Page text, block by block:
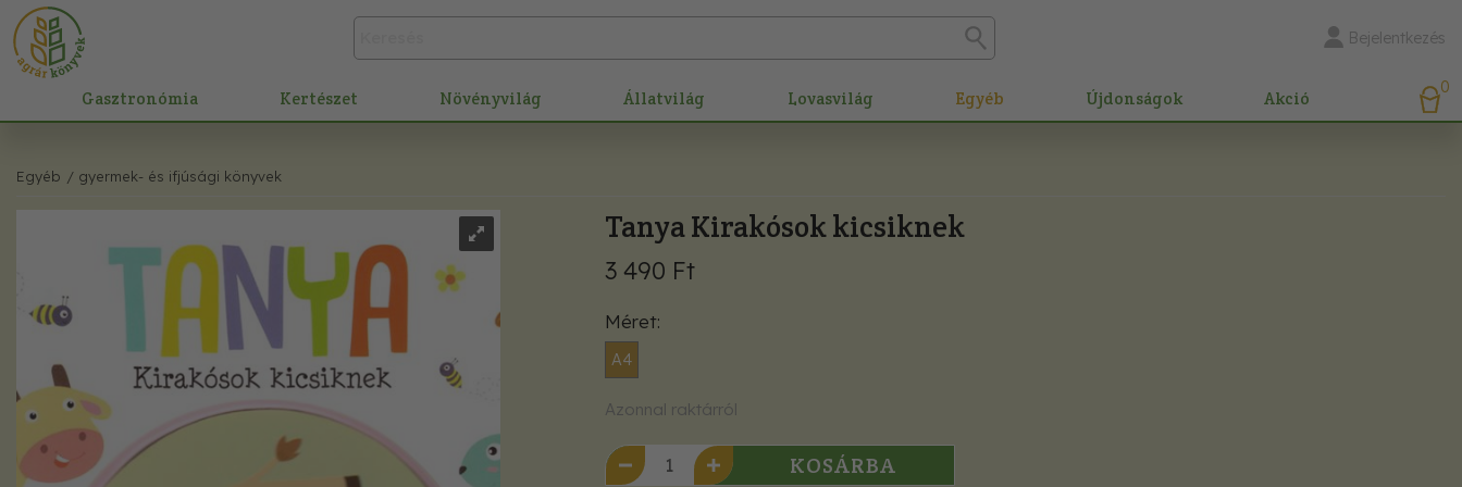
Bejelentkezés
Gasztronómia Kertészet Növényvilág Állatvilág Lovasvilág Egyéb Újdonságok Akció
0
Egyéb / gyermek- és ifjúsági könyvek
Tanya Kirakósok kicsiknek
3 490 Ft
Méret
A4
Azonnal raktárról
KOSÁRBA